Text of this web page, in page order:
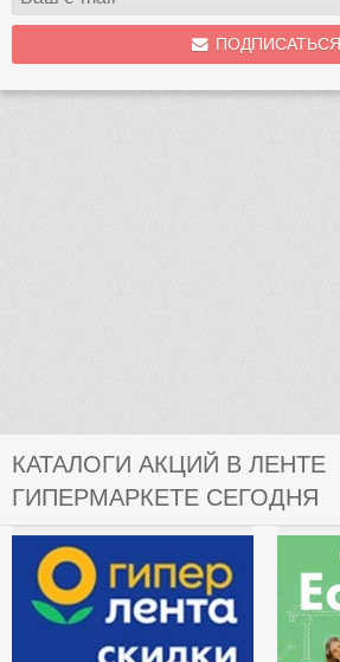
ПОДПИСАТЬСЯ
КАТАЛОГИ АКЦИЙ В ЛЕНТЕ
ГИПЕРМАРКЕТЕ СЕГОДНЯ